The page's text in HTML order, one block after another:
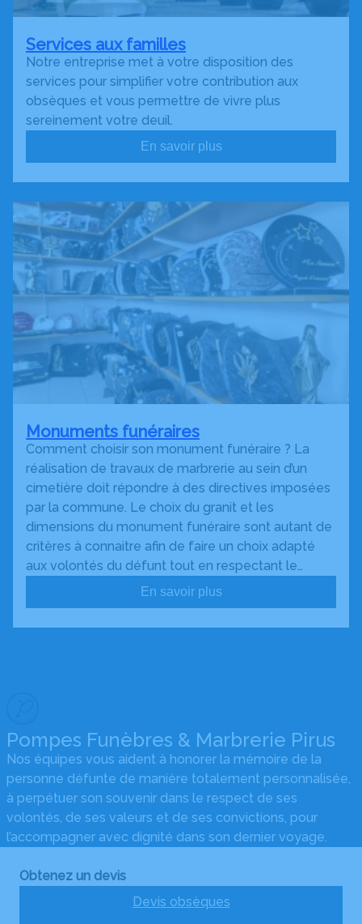
Services aux familles
Notre entreprise met à votre disposition des
services pour simplifier votre contribution aux
obsèques et vous permettre de vivre plus
sereinement votre deuil.
En savoir plus
Monuments funéraires
Comment choisir son monument funéraire ? La
réalisation de travaux de marbrerie au sein d’un
cimetière doit répondre à des directives imposées
par la commune. Le choix du granit et les
dimensions du monument funéraire sont autant de
critères à connaitre afin de faire un choix adapté
aux volontés du défunt tout en respectant le…
En savoir plus
Pompes Funèbres & Marbrerie Pirus
Nos équipes vous aident à honorer la mémoire de la
personne défunte de manière totalement personnalisée,
à perpétuer son souvenir dans le respect de ses
volontés, de ses valeurs et de ses convictions, pour
l’accompagner avec dignité dans son dernier voyage.
Obtenez un devis
Devis obsèques